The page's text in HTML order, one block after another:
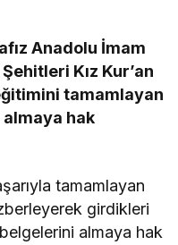
Anadolu İmam
Kız Kur’an
tamamlayan
almaya hak
tamamlayan
girdikleri
almaya hak